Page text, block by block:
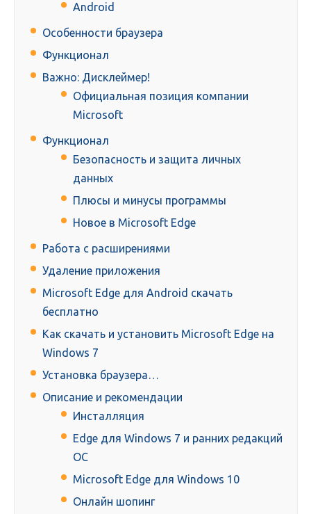
Android
Особенности браузера
Функционал
Важно: Дисклеймер!
Официальная позиция компании
Microsoft
Функционал
Безопасность и защита личных
данных
Плюсы и минусы программы
Новое в Microsoft Edge
Работа с расширениями
Удаление приложения
Microsoft Edge для Android скачать
бесплатно
Как скачать и установить Microsoft Edge на
Windows 7
Установка браузера…
Описание и рекомендации
Инсталляция
Edge для Windows 7 и ранних редакций
ОС
Microsoft Edge для Windows 10
Онлайн шопинг